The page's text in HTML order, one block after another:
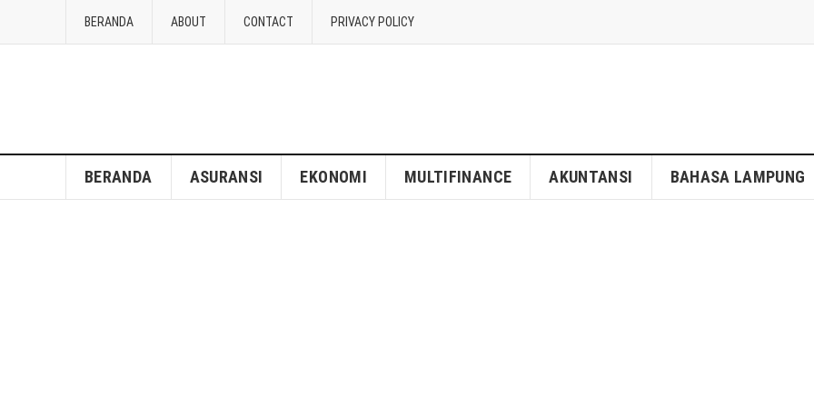
BERANDA ABOUT CONTACT PRIVACY POLICY
BERANDA ASURANSI EKONOMI MULTIFINANCE AKUNTANSI BAHASA LAMPUNG